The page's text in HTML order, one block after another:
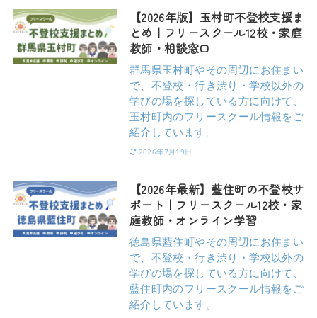
【2026年版】玉村町不登校支援ま
とめ｜フリースクール12校・家庭
教師・相談窓口
群馬県玉村町やその周辺にお住まい
で、不登校・行き渋り・学校以外の
学びの場を探している方に向けて、
玉村町内のフリースクール情報をご
紹介しています。
2026年7月19日
【2026年最新】藍住町の不登校サ
ポート｜フリースクール12校・家
庭教師・オンライン学習
徳島県藍住町やその周辺にお住まい
で、不登校・行き渋り・学校以外の
学びの場を探している方に向けて、
藍住町内のフリースクール情報をご
紹介しています。